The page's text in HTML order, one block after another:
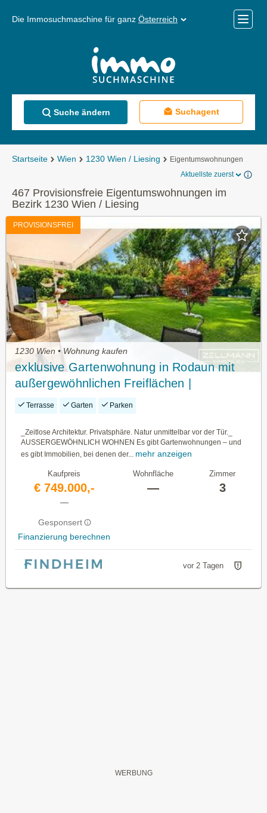
Die Immosuchmaschine für ganz Österreich
Menü
Suche ändern Suchagent
Startseite Wien 1230 Wien / Liesing
Eigentumswohnungen
Aktuellste zuerst
467 Provisionsfreie Eigentumswohnungen im
Bezirk 1230 Wien / Liesing
PROVISIONSFREI
1230 Wien • Wohnung kaufen
exklusive Gartenwohnung in Rodaun mit
außergewöhnlichen Freiflächen |
ZELLMANN IMMOBILIEN
Terrasse Garten Parken
_Zeitlose Architektur. Privatsphäre. Natur unmittelbar vor der Tür._
AUSSERGEWÖHNLICH WOHNEN Es gibt Gartenwohnungen – und
es gibt Immobilien, bei denen der...
mehr anzeigen
Kaufpreis
€ 749.000,-
—
Gesponsert
Finanzierung berechnen
Wohnfläche
—
Zimmer
3
vor 2 Tagen